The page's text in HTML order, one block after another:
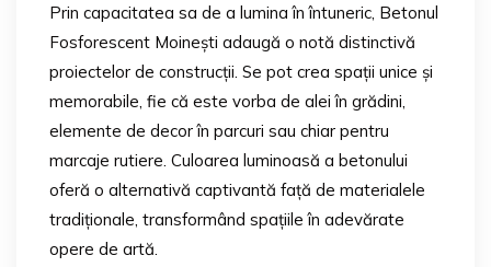
Prin capacitatea sa de a lumina în întuneric, Betonul
Fosforescent Moinești adaugă o notă distinctivă
proiectelor de construcții. Se pot crea spații unice și
memorabile, fie că este vorba de alei în grădini,
elemente de decor în parcuri sau chiar pentru
marcaje rutiere. Culoarea luminoasă a betonului
oferă o alternativă captivantă față de materialele
tradiționale, transformând spațiile în adevărate
opere de artă.